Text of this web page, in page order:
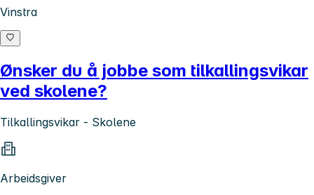
Vinstra
Ønsker du å jobbe som tilkallingsvikar
ved skolene?
Tilkallingsvikar - Skolene
Arbeidsgiver